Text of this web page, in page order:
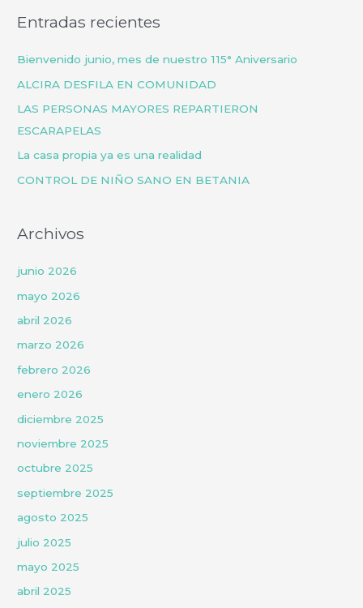
c
o
r
:
Entradas recientes
Bienvenido junio, mes de nuestro 115° Aniversario
ALCIRA DESFILA EN COMUNIDAD
LAS PERSONAS MAYORES REPARTIERON
ESCARAPELAS
La casa propia ya es una realidad
CONTROL DE NIÑO SANO EN BETANIA
Archivos
junio 2026
mayo 2026
abril 2026
marzo 2026
febrero 2026
enero 2026
diciembre 2025
noviembre 2025
octubre 2025
septiembre 2025
agosto 2025
julio 2025
mayo 2025
abril 2025